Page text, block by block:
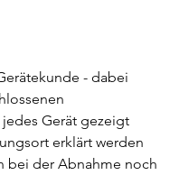
- dabei
Gerät gezeigt
erklärt werden
bei der Abnahme noch